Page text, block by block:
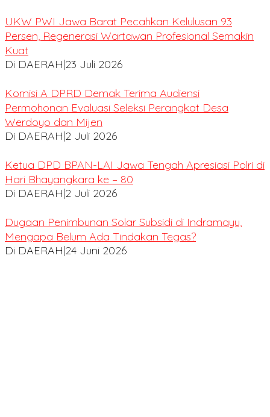
UKW PWI Jawa Barat Pecahkan Kelulusan 93
Persen, Regenerasi Wartawan Profesional Semakin
Kuat
Di DAERAH|23 Juli 2026
Komisi A DPRD Demak Terima Audiensi
Permohonan Evaluasi Seleksi Perangkat Desa
Werdoyo dan Mijen
Di DAERAH|2 Juli 2026
Ketua DPD BPAN-LAI Jawa Tengah Apresiasi Polri di
Hari Bhayangkara ke – 80
Di DAERAH|2 Juli 2026
Dugaan Penimbunan Solar Subsidi di Indramayu,
Mengapa Belum Ada Tindakan Tegas?
Di DAERAH|24 Juni 2026